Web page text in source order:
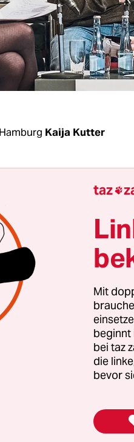
Kaija Kutter
in der roten Phase“,
beim
Zeit in einem
war einer von drei
Brandenburger
dabei bei
– das bedeutete
seine Eltern nicht
und erst mal
er fragen, ob er auf die
taz 
Mit
beginnt
bei taz
die
bevor